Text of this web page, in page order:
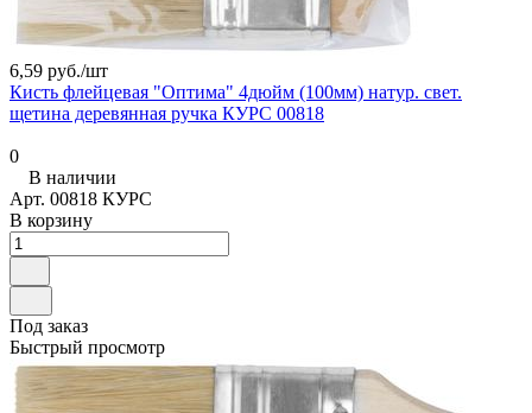
6,59 руб./шт
Кисть флейцевая "Оптима" 4дюйм (100мм) натур. свет.
щетина деревянная ручка КУРС 00818
0
В наличии
Арт. 00818 КУРС
В корзину
Под заказ
Быстрый просмотр